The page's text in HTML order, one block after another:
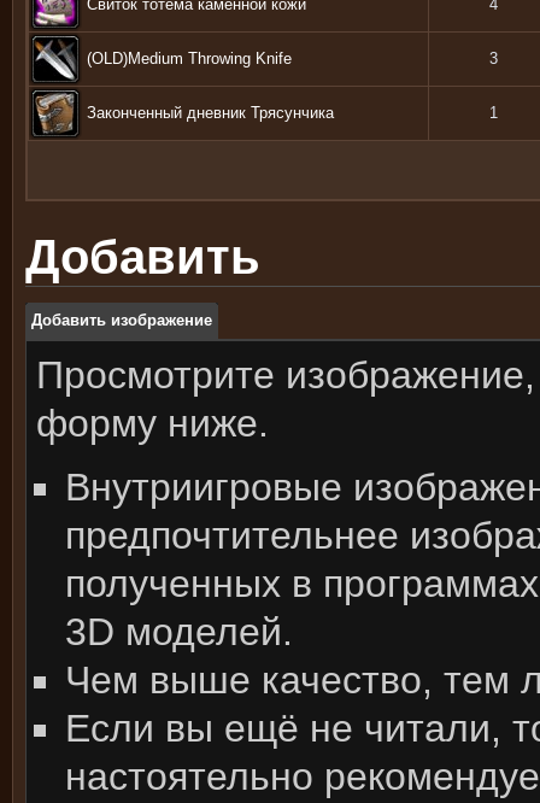
Свиток тотема каменной кожи 4
(OLD)Medium Throwing Knife 3
Законченный дневник Трясунчика 1
Добавить
Добавить изображение
Просмотрите изображение,
форму ниже.
Внутриигровые
предпочтительнее
полученных в
3D моделей.
Чем выше качество, тем
Если вы ещё не читали,
настоятельно